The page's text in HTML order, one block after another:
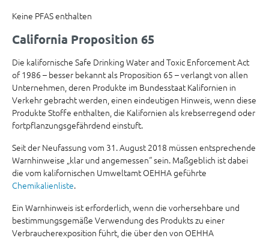
Keine PFAS enthalten
California Proposition 65
Die kalifornische Safe Drinking Water and Toxic Enforcement Act
of 1986 – besser bekannt als Proposition 65 – verlangt von allen
Unternehmen, deren Produkte im Bundesstaat Kalifornien in
Verkehr gebracht werden, einen eindeutigen Hinweis, wenn diese
Produkte Stoffe enthalten, die Kalifornien als krebserregend oder
fortpflanzungsgefährdend einstuft.
Seit der Neufassung vom 31. August 2018 müssen entsprechende
Warnhinweise „klar und angemessen“ sein. Maßgeblich ist dabei
die vom kalifornischen Umweltamt OEHHA geführte
Chemikalienliste.
Ein Warnhinweis ist erforderlich, wenn die vorhersehbare und
bestimmungsgemäße Verwendung des Produkts zu einer
Verbraucherexposition führt, die über den von OEHHA